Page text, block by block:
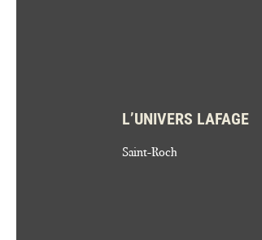
L’UNIVERS LAFAGE
Saint-Roch